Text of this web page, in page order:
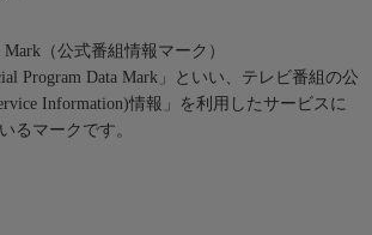
（公式番組情報マーク）
Program Data Mark」といい、テレビ番組の公
Information)情報」を利用したサービスに
るマークです。